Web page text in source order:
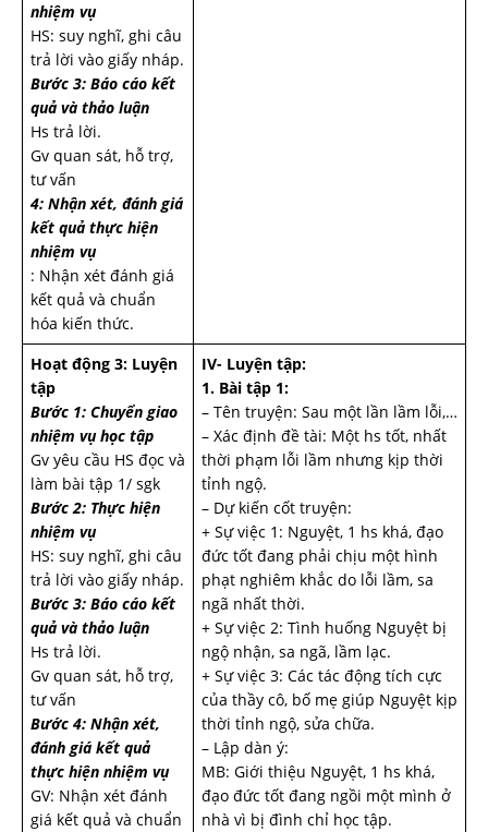
nhiệm vụ
HS: suy nghĩ, ghi câu
trả lời vào giấy nháp.
Bước 3: Báo cáo kết
quả và thảo luận
Hs trả lời.
Gv quan sát, hỗ trợ,
tư vấn
4: Nhận xét, đánh giá
kết quả thực hiện
nhiệm vụ
: Nhận xét đánh giá
kết quả và chuẩn
hóa kiến thức.
Hoạt động 3: Luyện
tập
Bước 1: Chuyển giao
nhiệm vụ học tập
Gv yêu cầu HS đọc và
làm bài tập 1/ sgk
Bước 2: Thực hiện
nhiệm vụ
HS: suy nghĩ, ghi câu
trả lời vào giấy nháp.
Bước 3: Báo cáo kết
quả và thảo luận
Hs trả lời.
Gv quan sát, hỗ trợ,
tư vấn
Bước 4: Nhận xét,
đánh giá kết quả
thực hiện nhiệm vụ
GV: Nhận xét đánh
giá kết quả và chuẩn
IV- Luyện tập:
1. Bài tập 1:
– Tên truyện: Sau một lần lầm lỗi,…
– Xác định đề tài: Một hs tốt, nhất
thời phạm lỗi lầm nhưng kịp thời
tỉnh ngộ.
– Dự kiến cốt truyện:
+ Sự việc 1: Nguyệt, 1 hs khá, đạo
đức tốt đang phải chịu một hình
phạt nghiêm khắc do lỗi lầm, sa
ngã nhất thời.
+ Sự việc 2: Tình huống Nguyệt bị
ngộ nhận, sa ngã, lầm lạc.
+ Sự việc 3: Các tác động tích cực
của thầy cô, bố mẹ giúp Nguyệt kịp
thời tỉnh ngộ, sửa chữa.
– Lập dàn ý:
MB: Giới thiệu Nguyệt, 1 hs khá,
đạo đức tốt đang ngồi một mình ở
nhà vì bị đình chỉ học tập.